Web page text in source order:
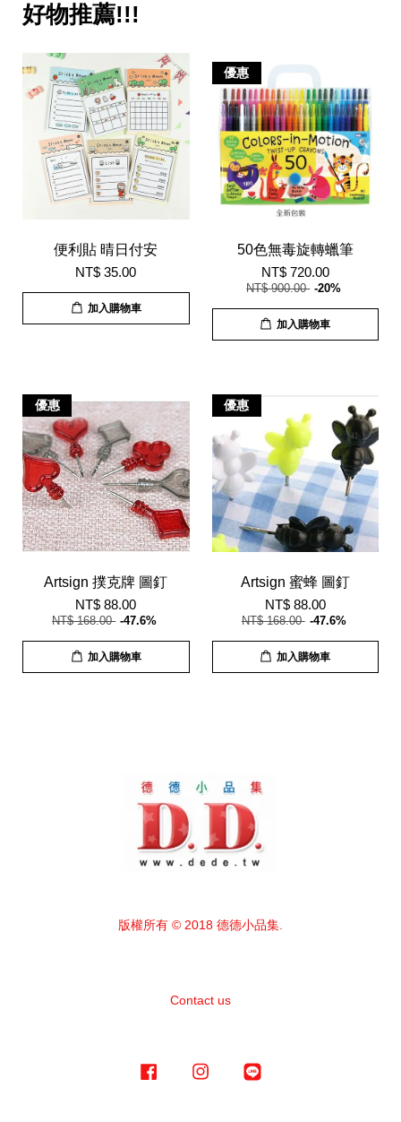
好物推薦!!!
便利貼 晴日付安
NT$ 35.00
加入購物車
優惠
50色無毒旋轉蠟筆
NT$ 720.00
NT$ 900.00 -20%
加入購物車
優惠
Artsign 撲克牌 圖釘
NT$ 88.00
NT$ 168.00 -47.6%
加入購物車
優惠
Artsign 蜜蜂 圖釘
NT$ 88.00
NT$ 168.00 -47.6%
加入購物車
版權所有 © 2018 德德小品集.
Contact us
Facebook Instagram